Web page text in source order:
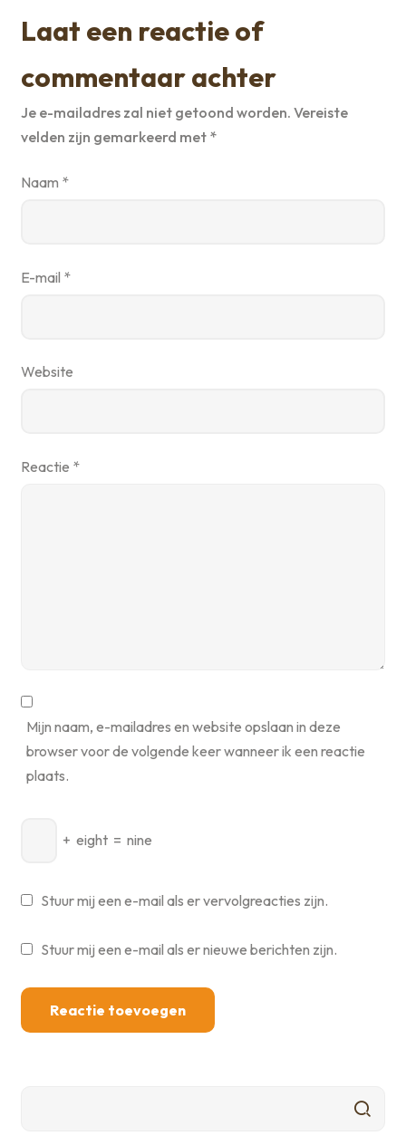
Laat een reactie of
commentaar achter
Je e-mailadres zal niet getoond worden. Vereiste
velden zijn gemarkeerd met *
Naam *
E-mail *
Website
Reactie *
Mijn naam, e-mailadres en website opslaan in deze
browser voor de volgende keer wanneer ik een reactie
plaats.
+ eight = nine
Stuur mij een e-mail als er vervolgreacties zijn.
Stuur mij een e-mail als er nieuwe berichten zijn.